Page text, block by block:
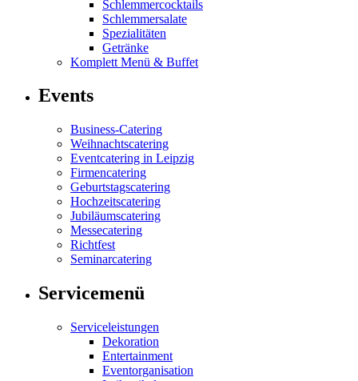
Schlemmercocktails
Schlemmersalate
Spezialitäten
Getränke
Komplett Menü & Buffet
Events
Business-Catering
Weihnachtscatering
Eventcatering in Leipzig
Firmencatering
Geburtstagscatering
Hochzeitscatering
Jubiläumscatering
Messecatering
Richtfest
Seminarcatering
Servicemenü
Serviceleistungen
Dekoration
Entertainment
Eventorganisation